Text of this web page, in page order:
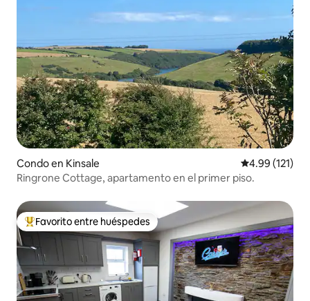
Condo en Kinsale Calificación
4.99 (121)
Ringrone Cottage, apartamento en el primer piso.
Favorito entre huéspedes preferido
Favorito entre huéspedes